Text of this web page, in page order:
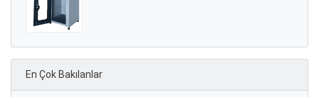
En Çok Bakılanlar